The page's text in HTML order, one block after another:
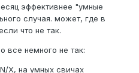
эффективнее "умные
случая. может, где в
что не так.
все немного не так:
X, на умных свичах